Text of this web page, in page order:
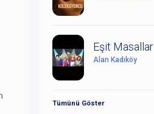
Eşit Masallar
Alan Kadıköy
Tümünü Göster